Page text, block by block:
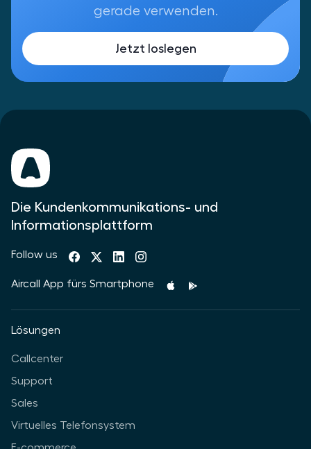
gerade verwenden.
Jetzt loslegen
Die Kundenkommunikations- und
Informationsplattform
Follow us
Aircall App fürs Smartphone
Lösungen
Callcenter
Support
Sales
Virtuelles Telefonsystem